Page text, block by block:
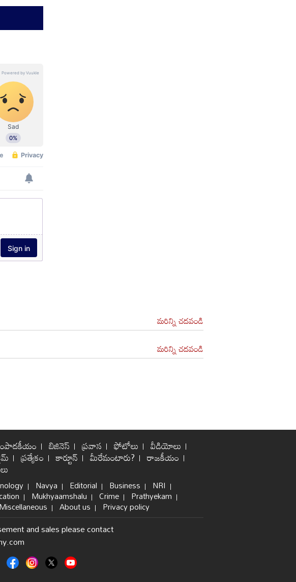
మరిన్ని చదవండి
మరిన్ని చదవండి
బిజినెస్ ప్రవాస ఫోటోలు వీడియోలు
ప్రత్యేకం కార్టూన్ మీరేమంటారు? రాజకీయం
Navya Editorial Business NRI
Mukhyaamshalu Crime Prathyekam
Miscellaneous About us Privacy policy
and sales please contact